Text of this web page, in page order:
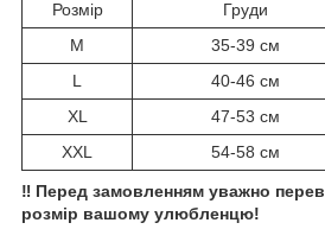
Розмір Груди
M
35-39 см
L
40-46 см
XL
47-53 см
XXL
54-58 см
‼️ Перед замовленням уважно
розмір вашому улюбленцю!